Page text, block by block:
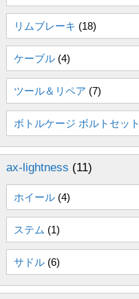
リムブレーキ (18)
ケーブル (4)
ツール＆リペア (7)
ボトルケージ ボルトセット
ax-lightness (11)
ホイール (4)
ステム (1)
サドル (6)